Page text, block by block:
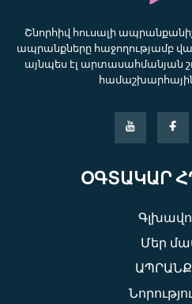
Շնորհիվ հուսալի
ապրանքները հաջողությամբ
այնպես էլ արտասահմանյան
ՕԳՏԱԿԱՐ
Մեր